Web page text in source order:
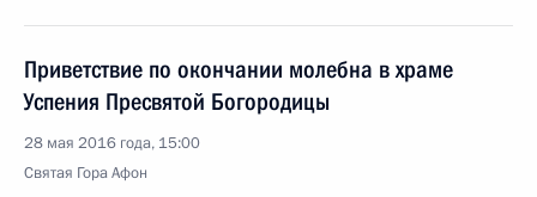
Приветствие по окончании молебна в храме
Успения Пресвятой Богородицы
28 мая 2016 года, 15:00
Святая Гора Афон